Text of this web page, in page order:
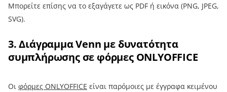
Μπορείτε επίσης να το εξαγάγετε ως PDF ή εικόνα (PNG, JPEG,
SVG).
3. Διάγραμμα Venn με δυνατότητα
συμπλήρωσης σε φόρμες ONLYOFFICE
Οι φόρμες ONLYOFFICE είναι παρόμοιες με έγγραφα κειμένου